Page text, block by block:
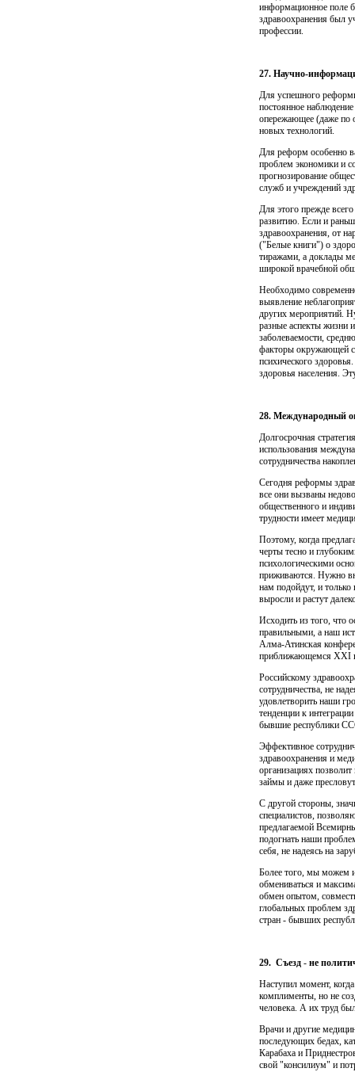
информационное поле
здравоохранения был
профессии.
27. Научно-
Для успешного
постоянное
опережа­ющее (даже по
новых технологий.
Для реформ особенно
проблем экономики и
прогнозирование
служб и учреждений
Для этого прежде
развитию. Если и
здравоохранения, от
("Белые книги") о
тиражами, а доклады
широкой врачебной
Необходимо
выявление
других ме­роприятий.
разные аспекты жизни
заболеваемости,
факторы окружающей
психического
здоро­вья населения.
28. Международный
Долгосрочная
использования
сотрудни­чества
Сегодня реформы
все они вызваны
обще­ственного и
трудности имеет
Поэтому, когда
черты тесно и
психологическими
приживаются. Нужно
нам подойдут, и
выросли и растут
Исходить из того, что
правильными, а наш
Алма-Атинс­кая
приближающемся XXI
Российскому
сотрудничества, не
удовлетворить наши
тенденции к
бывшие республики
Эффективное
здравоохранения и
организациях
займы и даже
С другой стороны,
специалистов,
предлагаемой
подогнать наши
себя, не надеясь на
Более того, мы можем
обмениваться и
обмен опытом,
глобальных проблем
стран - бывших
29. Съезд - не
Наступил момент,
комплименты, но не
человека. А их труд
Врачи и другие
последующих бедах,
Карабаха и
свой "консилиум" и